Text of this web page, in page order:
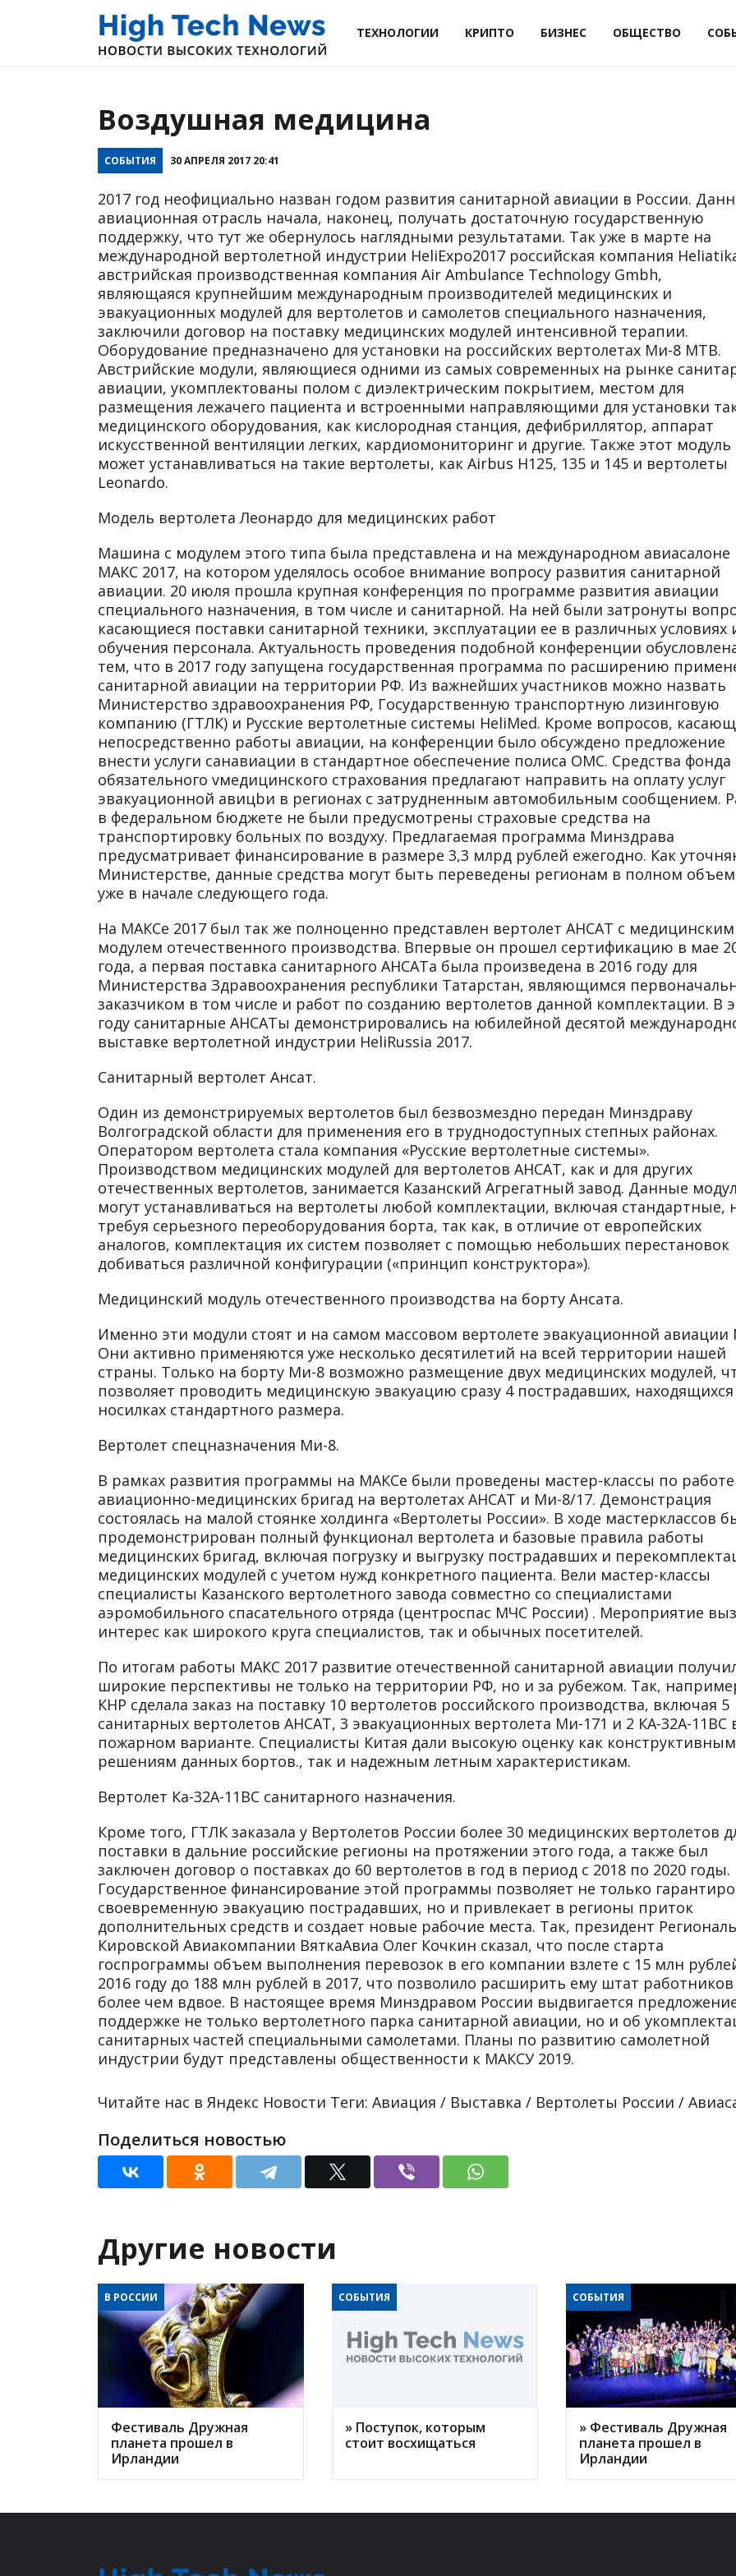
ТЕХНОЛОГИИ КРИПТО БИЗНЕС ОБЩЕСТВО
Воздушная медицина
СОБЫТИЯ 30 АПРЕЛЯ 2017 20:41
2017 год неофициально назван годом развития санитарной авиации в России.
авиационная отрасль начала, наконец, получать достаточную государственную
поддержку, что тут же обернулось наглядными результатами. Так уже в марте на
международной вертолетной индустрии HeliExpo2017 российская компания
австрийская производственная компания Air Ambulance Technology Gmbh,
являющаяся крупнейшим международным производителей медицинских и
эвакуационных модулей для вертолетов и самолетов специального назначения,
заключили договор на поставку медицинских модулей интенсивной терапии.
Оборудование предназначено для установки на российских вертолетах Ми-8 МТВ.
Австрийские модули, являющиеся одними из самых современных на рынке
авиации, укомплектованы полом с диэлектрическим покрытием, местом для
размещения лежачего пациента и встроенными направляющими для установки
медицинского оборудования, как кислородная станция, дефибриллятор, аппарат
искусственной вентиляции легких, кардиомониторинг и другие. Также этот модуль
может устанавливаться на такие вертолеты, как Airbus H125, 135 и 145 и вертолеты
Leonardo.
Модель вертолета Леонардо для медицинских работ
Машина с модулем этого типа была представлена и на международном авиасалоне
МАКС 2017, на котором уделялось особое внимание вопросу развития санитарной
авиации. 20 июля прошла крупная конференция по программе развития авиации
специального назначения, в том числе и санитарной. На ней были затронуты
касающиеся поставки санитарной техники, эксплуатации ее в различных условиях
обучения персонала. Актуальность проведения подобной конференции
тем, что в 2017 году запущена государственная программа по расширению
санитарной авиации на территории РФ. Из важнейших участников можно назвать
Министерство здравоохранения РФ, Государственную транспортную лизинговую
компанию (ГТЛК) и Русские вертолетные системы HeliMed. Кроме вопросов,
непосредственно работы авиации, на конференции было обсуждено предложение
внести услуги санавиации в стандартное обеспечение полиса ОМС. Средства фонда
обязательного vмедицинского страхования предлагают направить на оплату услуг
эвакуационной авицbи в регионах с затрудненным автомобильным сообщением.
в федеральном бюджете не были предусмотрены страховые средства на
транспортировку больных по воздуху. Предлагаемая программа Минздрава
предусматривает финансирование в размере 3,3 млрд рублей ежегодно. Как
Министерстве, данные средства могут быть переведены регионам в полном
уже в начале следующего года.
На МАКСе 2017 был так же полноценно представлен вертолет АНСАТ с медицинским
модулем отечественного производства. Впервые он прошел сертификацию в мае
года, а первая поставка санитарного АНСАТа была произведена в 2016 году для
Министерства Здравоохранения республики Татарстан, являющимся
заказчиком в том числе и работ по созданию вертолетов данной комплектации. В
году санитарные АНСАТы демонстрировались на юбилейной десятой
выставке вертолетной индустрии HeliRussia 2017.
Санитарный вертолет Ансат.
Один из демонстрируемых вертолетов был безвозмездно передан Минздраву
Волгоградской области для применения его в труднодоступных степных районах.
Оператором вертолета стала компания «Русские вертолетные системы».
Производством медицинских модулей для вертолетов АНСАТ, как и для других
отечественных вертолетов, занимается Казанский Агрегатный завод. Данные
могут устанавливаться на вертолеты любой комплектации, включая стандартные,
требуя серьезного переоборудования борта, так как, в отличие от европейских
аналогов, комплектация их систем позволяет с помощью небольших перестановок
добиваться различной конфигурации («принцип конструктора»).
Медицинский модуль отечественного производства на борту Ансата.
Именно эти модули стоят и на самом массовом вертолете эвакуационной авиации
Они активно применяются уже несколько десятилетий на всей территории нашей
страны. Только на борту Ми-8 возможно размещение двух медицинских модулей,
позволяет проводить медицинскую эвакуацию сразу 4 пострадавших,
носилках стандартного размера.
Вертолет спецназначения Ми-8.
В рамках развития программы на МАКСе были проведены мастер-классы по работе
авиационно-медицинских бригад на вертолетах АНСАТ и Ми-8/17. Демонстрация
состоялась на малой стоянке холдинга «Вертолеты России». В ходе мастерклассов
продемонстрирован полный функционал вертолета и базовые правила работы
медицинских бригад, включая погрузку и выгрузку пострадавших и
медицинских модулей с учетом нужд конкретного пациента. Вели мастер-классы
специалисты Казанского вертолетного завода совместно со специалистами
аэромобильного спасательного отряда (центроспас МЧС России) . Мероприятие
интерес как широкого круга специалистов, так и обычных посетителей.
По итогам работы МАКС 2017 развитие отечественной санитарной авиации
широкие перспективы не только на территории РФ, но и за рубежом. Так,
КНР сделала заказ на поставку 10 вертолетов российского производства, включая 5
санитарных вертолетов АНСАТ, 3 эвакуационных вертолета Ми-171 и 2 КА-32А-11ВС
пожарном варианте. Специалисты Китая дали высокую оценку как конструктивным
решениям данных бортов., так и надежным летным характеристикам.
Вертолет Ка-32А-11ВС санитарного назначения.
Кроме того, ГТЛК заказала у Вертолетов России более 30 медицинских вертолетов
поставки в дальние российские регионы на протяжении этого года, а также был
заключен договор о поставках до 60 вертолетов в год в период с 2018 по 2020 годы.
Государственное финансирование этой программы позволяет не только
своевременную эвакуацию пострадавших, но и привлекает в регионы приток
дополнительных средств и создает новые рабочие места. Так, президент
Кировской Авиакомпании ВяткаАвиа Олег Кочкин сказал, что после старта
госпрограммы объем выполнения перевозок в его компании взлете с 15 млн
2016 году до 188 млн рублей в 2017, что позволило расширить ему штат работников
более чем вдвое. В настоящее время Минздравом России выдвигается
поддержке не только вертолетного парка санитарной авиации, но и об
санитарных частей специальными самолетами. Планы по развитию самолетной
индустрии будут представлены общественности к МАКСУ 2019.
Читайте нас в Яндекс Новости Теги: Авиация / Выставка / Вертолеты России /
Поделиться новостью
Другие новости
В РОССИИ
Фестиваль Дружная
планета прошел в
Ирландии
СОБЫТИЯ
» Поступок, которым
стоит восхищаться
СОБЫТИЯ
» Фестиваль Дружная
планета прошел в
Ирландии